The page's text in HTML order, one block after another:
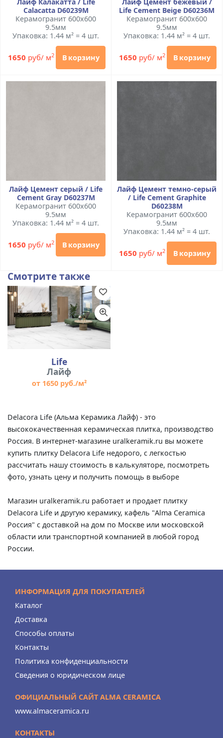
Calacatta D60239M
Керамогранит 600x600
9.5мм
Упаковка: 1.44 м² = 4 шт.
1650 руб/ м2 В корзину
Life Cement Beige D60236M
Керамогранит 600x600
9.5мм
Упаковка: 1.44 м² = 4 шт.
1650 руб/ м2 В корзину
Лайф Цемент серый / Life
Cement Gray D60237M
Керамогранит 600x600
9.5мм
Упаковка: 1.44 м² = 4 шт.
1650 руб/ м2 В корзину
Лайф Цемент темно-серый
/ Life Cement Graphite
D60238M
Керамогранит 600x600
9.5мм
Упаковка: 1.44 м² = 4 шт.
1650 руб/ м2 В корзину
Смотрите также
Life
Лайф
от 1650 руб./м²
Delacora Life (Альма Керамика Лайф) - это
высококачественная керамическая плитка, производство
Россия. В интернет-магазине uralkeramik.ru вы можете
купить плитку Delacora Life недорого, с легкостью
рассчитать нашу стоимость в калькуляторе, посмотреть
фото, узнать цену и получить помощь в выборе
Магазин uralkeramik.ru работает и продает плитку
Delacora Life и другую керамику, кафель "Alma Ceramica
Россия" с доставкой на дом по Москве или московской
области или транспортной компанией в любой город
России.
ИНФОРМАЦИЯ ДЛЯ ПОКУПАТЕЛЕЙ
Каталог
Доставка
Способы оплаты
Контакты
Политика конфиденциальности
Сведения о юридическом лице
ОФИЦИАЛЬНЫЙ САЙТ ALMA CERAMICA
www.almaceramica.ru
КОНТАКТЫ